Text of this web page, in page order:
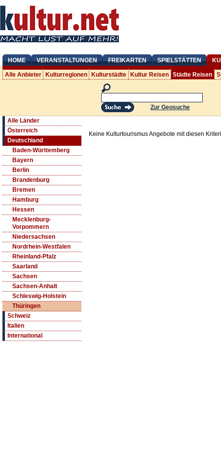
HOME VERANSTALTUNGEN FREIKARTEN SPIELSTÄTTEN
Alle Anbieter Kulturregionen Kulturstädte Kultur Reisen Städte Reisen
Zur Geosuche
Alle Länder
Österreich
Deutschland
Baden-Württemberg
Bayern
Berlin
Brandenburg
Bremen
Hamburg
Hessen
Mecklenburg-
Vorpommern
Niedersachsen
Nordrhein-Westfalen
Rheinland-Pfalz
Saarland
Sachsen
Sachsen-Anhalt
Schleswig-Holstein
Thüringen
Schweiz
Italien
International
Keine Kulturtourismus Angebote mit diesen